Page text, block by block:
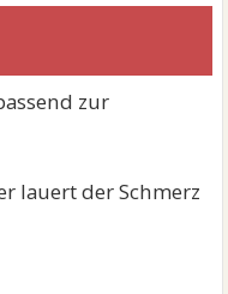
zur
lauert der Schmerz